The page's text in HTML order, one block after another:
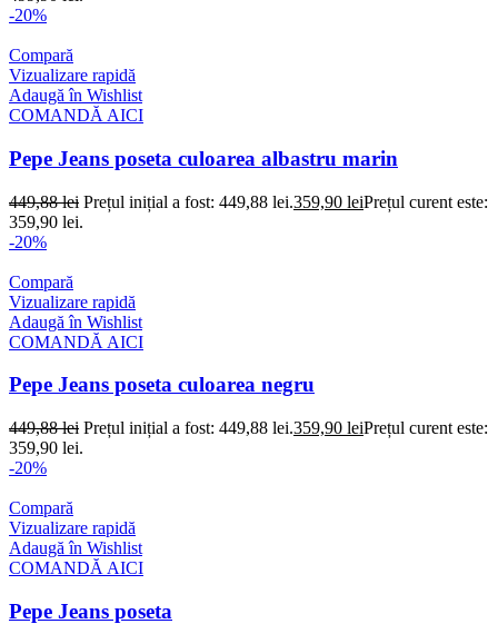
-20%
Compară
Vizualizare rapidă
Adaugă în Wishlist
COMANDĂ AICI
Pepe Jeans poseta culoarea albastru marin
449,88lei Prețul inițial a fost: 449,88 lei.359,90 leiPrețul curent este:
359,90 lei.
-20%
Compară
Vizualizare rapidă
Adaugă în Wishlist
COMANDĂ AICI
Pepe Jeans poseta culoarea negru
449,88lei Prețul inițial a fost: 449,88 lei.359,90 leiPrețul curent este:
359,90 lei.
-20%
Compară
Vizualizare rapidă
Adaugă în Wishlist
COMANDĂ AICI
Pepe Jeans poseta